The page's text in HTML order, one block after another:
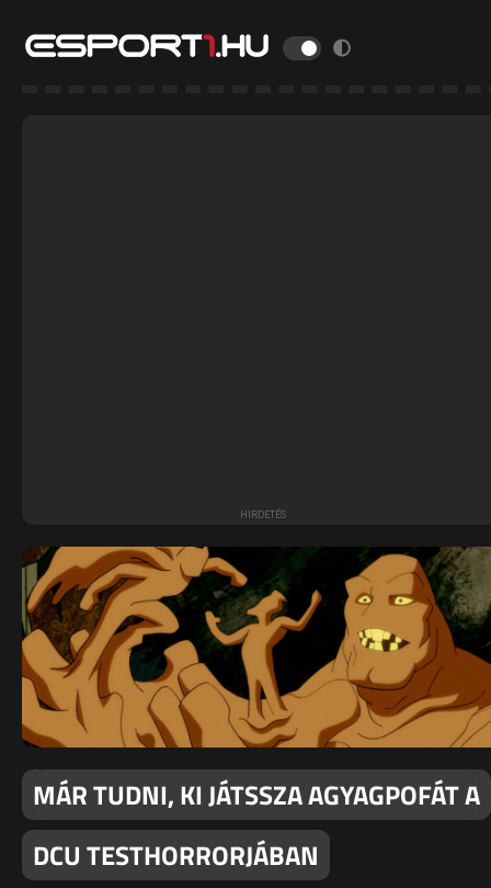
MÁR TUDNI, KI JÁTSSZA AGYAGPOFÁT A
DCU TESTHORRORJÁBAN